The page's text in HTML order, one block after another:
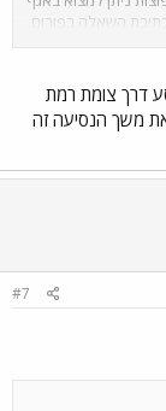
השאלה בפורום.
הכוונה
ההכוונה.
דרך צומת רמת
בערך את משך הנסיעה זה
#7